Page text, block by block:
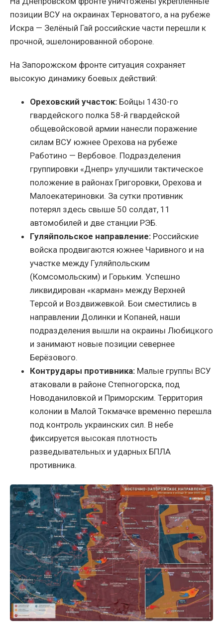
позиции ВСУ на окраинах Терноватого, а на рубеже
Искра — Зелёный Гай российские части перешли к
прочной, эшелонированной обороне.
На Запорожском фронте ситуация сохраняет
высокую динамику боевых действий:
Ореховский участок: Бойцы 1430-го
гвардейского полка 58-й гвардейской
общевойсковой армии нанесли поражение
силам ВСУ южнее Орехова на рубеже
Работино — Вербовое. Подразделения
группировки «Днепр» улучшили тактическое
положение в районах Григоровки, Орехова и
Малоекатериновки. За сутки противник
потерял здесь свыше 50 солдат, 11
автомобилей и две станции РЭБ.
Гуляйпольское направление: Российские
войска продвигаются южнее Чаривного и на
участке между Гуляйпольским
(Комсомольским) и Горьким. Успешно
ликвидирован «карман» между Верхней
Терсой и Воздвижевкой. Бои сместились в
направлении Долинки и Копаней, наши
подразделения вышли на окраины Любицкого
и занимают новые позиции севернее
Берёзового.
Контрудары противника: Малые группы ВСУ
атаковали в районе Степногорска, под
Новоданиловкой и Приморским. Территория
колонии в Малой Токмачке временно перешла
под контроль украинских сил. В небе
фиксируется высокая плотность
разведывательных и ударных БПЛА
противника.